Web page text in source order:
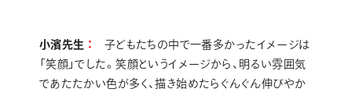
小濱先生
子どもたちの中で一番多かったイメージは
「笑顔」でした。笑顔というイメージから、明るい雰囲気
であたたかい色が多く、描き始めたらぐんぐん伸びやか